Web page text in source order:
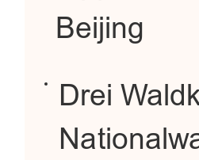
Beijing
Drei